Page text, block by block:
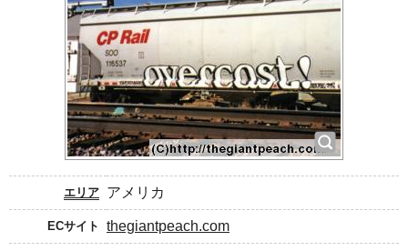
エリア アメリカ
ECサイト thegiantpeach.com